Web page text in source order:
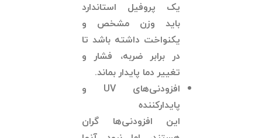
یک پروفیل استاندارد
باید وزن مشخص و
یکنواخت داشته باشد تا
در برابر ضربه، فشار و
تغییر دما پایدار بماند.
افزودنی‌های
و
پایدارکننده
این افزودنی‌ها گران